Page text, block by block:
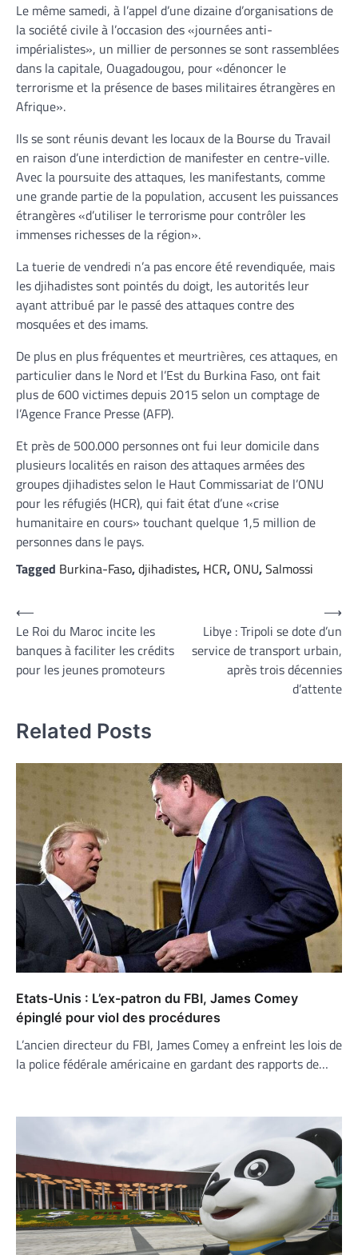
Le même samedi, à l’appel d’une dizaine d’organisations de
la société civile à l’occasion des «journées anti-
impérialistes», un millier de personnes se sont rassemblées
dans la capitale, Ouagadougou, pour «dénoncer le
terrorisme et la présence de bases militaires étrangères en
Afrique».
Ils se sont réunis devant les locaux de la Bourse du Travail
en raison d’une interdiction de manifester en centre-ville.
Avec la poursuite des attaques, les manifestants, comme
une grande partie de la population, accusent les puissances
étrangères «d’utiliser le terrorisme pour contrôler les
immenses richesses de la région».
La tuerie de vendredi n’a pas encore été revendiquée, mais
les djihadistes sont pointés du doigt, les autorités leur
ayant attribué par le passé des attaques contre des
mosquées et des imams.
De plus en plus fréquentes et meurtrières, ces attaques, en
particulier dans le Nord et l’Est du Burkina Faso, ont fait
plus de 600 victimes depuis 2015 selon un comptage de
l’Agence France Presse (AFP).
Et près de 500.000 personnes ont fui leur domicile dans
plusieurs localités en raison des attaques armées des
groupes djihadistes selon le Haut Commissariat de l’ONU
pour les réfugiés (HCR), qui fait état d’une «crise
humanitaire en cours» touchant quelque 1,5 million de
personnes dans le pays.
Tagged Burkina-Faso,djihadistes, HCR, ONU,Salmossi
Navigation
de
l’article
⟵
Le Roi du Maroc incite les
banques à faciliter les crédits
pour les jeunes promoteurs
Libye : Tripoli se dote d’un
service de transport urbain,
après trois décennies
d’attente
⟶
Related Posts
Etats-Unis : L’ex-patron du FBI, James Comey
épinglé pour viol des procédures
L’ancien directeur du FBI, James Comey a enfreint les lois de
la police fédérale américaine en gardant des rapports de…